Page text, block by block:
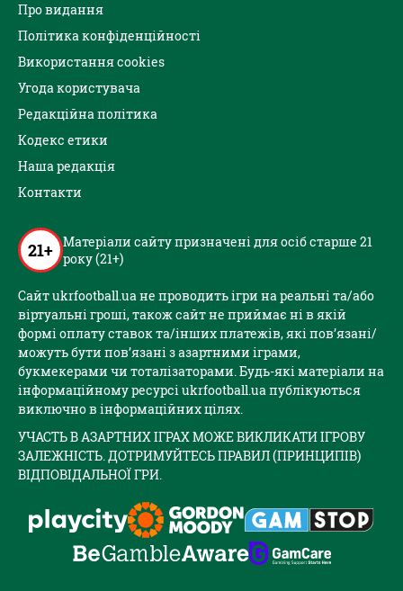
Про видання
Політика конфіденційності
Використання cookies
Угода користувача
Редакційна політика
Кодекс етики
Наша редакція
Контакти
21+ Матеріали сайту призначені для осіб старше 21
року (21+)
Сайт ukrfootball.ua не проводить ігри на реальні та/або
віртуальні гроші, також сайт не приймає ні в якій
формі оплату ставок та/інших платежів, які пов’язані/
можуть бути пов’язані з азартними іграми,
букмекерами чи тоталізаторами. Будь-які матеріали на
інформаційному ресурсі ukrfootball.ua публікуються
виключно в інформаційних цілях.
УЧАСТЬ В АЗАРТНИХ ІГРАХ МОЖЕ ВИКЛИКАТИ ІГРОВУ
ЗАЛЕЖНІСТЬ. ДОТРИМУЙТЕСЬ ПРАВИЛ (ПРИНЦИПІВ)
ВІДПОВІДАЛЬНОЇ ГРИ.